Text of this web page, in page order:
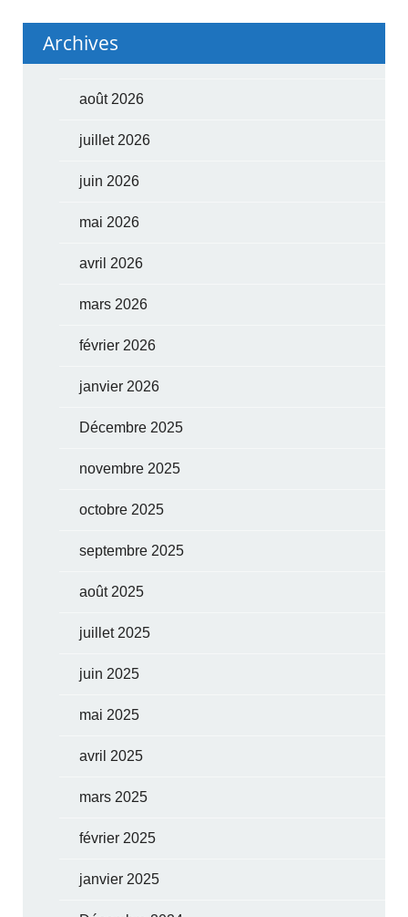
Archives
août 2026
juillet 2026
juin 2026
mai 2026
avril 2026
mars 2026
février 2026
janvier 2026
Décembre 2025
novembre 2025
octobre 2025
septembre 2025
août 2025
juillet 2025
juin 2025
mai 2025
avril 2025
mars 2025
février 2025
janvier 2025